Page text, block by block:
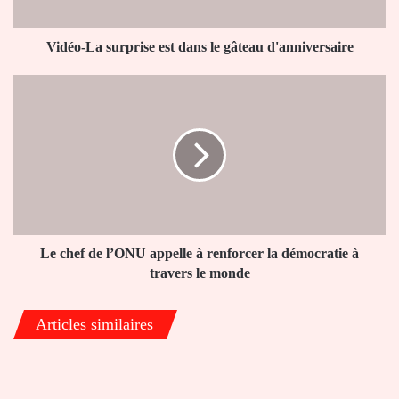
Vidéo-La surprise est dans le gâteau d'anniversaire
démocratie
monde
Le chef de l’ONU appelle à renforcer la démocratie à
travers le monde
Articles similaires